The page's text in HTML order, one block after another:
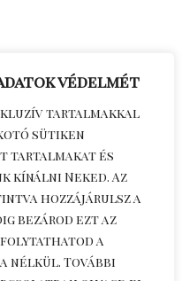
védelmét
tartalmakkal
sütiken
tartalmakat és
kínálni Neked. Az
hozzájárulsz a
bezárod ezt az
folytathatod a
nélkül. További
+36306270964